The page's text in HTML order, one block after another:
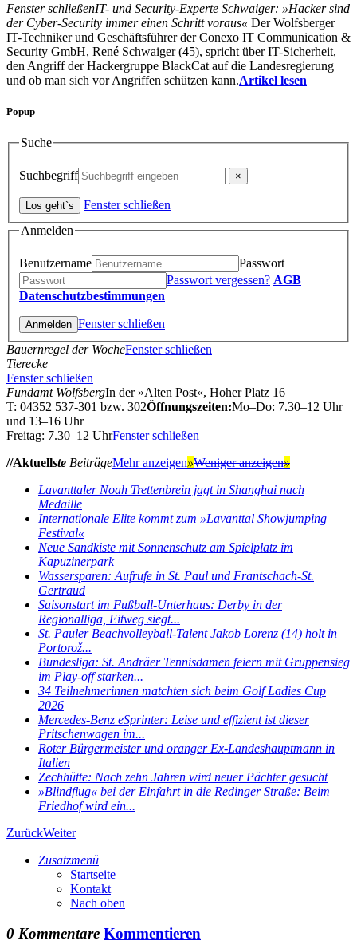
Fenster schließenIT- und Security-Experte Schwaiger: »Hacker sind
der Cyber-Security immer einen Schritt voraus« Der Wolfsberger
IT-Techniker und Geschäftsführer der Conexo IT Communication &
Security GmbH, René Schwaiger (45), spricht über IT-Sicherheit,
den Angriff der Hackergruppe BlackCat auf die Landesregierung
und ob man sich vor Angriffen schützen kann.Artikel lesen
Popup
Suche
Suchbegriff
Fenster schließen
Anmelden
Benutzername
Passwort
Passwort vergessen? AGB
Datenschutzbestimmungen
Fenster schließen
Bauernregel der WocheFenster schließen
Tierecke
Fenster schließen
Fundamt WolfsbergIn der »Alten Post«, Hoher Platz 16
T: 04352 537-301 bzw. 302Öffnungszeiten:Mo–Do: 7.30–12 Uhr
und 13–16 Uhr
Freitag: 7.30–12 UhrFenster schließen
//Aktuellste BeiträgeMehr anzeigen»Weniger anzeigen»
Lavanttaler Noah Trettenbrein jagt in Shanghai nach
Medaille
Internationale Elite kommt zum »Lavanttal Showjumping
Festival«
Neue Sandkiste mit Sonnenschutz am Spielplatz im
Kapuzinerpark
Wassersparen: Aufrufe in St. Paul und Frantschach-St.
Gertraud
Saisonstart im Fußball-Unterhaus: Derby in der
Regionalliga, Eitweg siegt...
St. Pauler Beachvolleyball-Talent Jakob Lorenz (14) holt in
Portorož...
Bundesliga: St. Andräer Tennisdamen feiern mit Gruppensieg
im Play-off starken...
34 Teilnehmerinnen matchten sich beim Golf Ladies Cup
2026
Mercedes-Benz eSprinter: Leise und effizient ist dieser
Pritschenwagen im...
Roter Bürgermeister und oranger Ex-Landeshauptmann in
Italien
Zechhütte: Nach zehn Jahren wird neuer Pächter gesucht
»Blindflug« bei der Einfahrt in die Redinger Straße: Beim
Friedhof wird ein...
ZurückWeiter
Zusatzmenü
Startseite
Kontakt
Nach oben
0 Kommentare Kommentieren